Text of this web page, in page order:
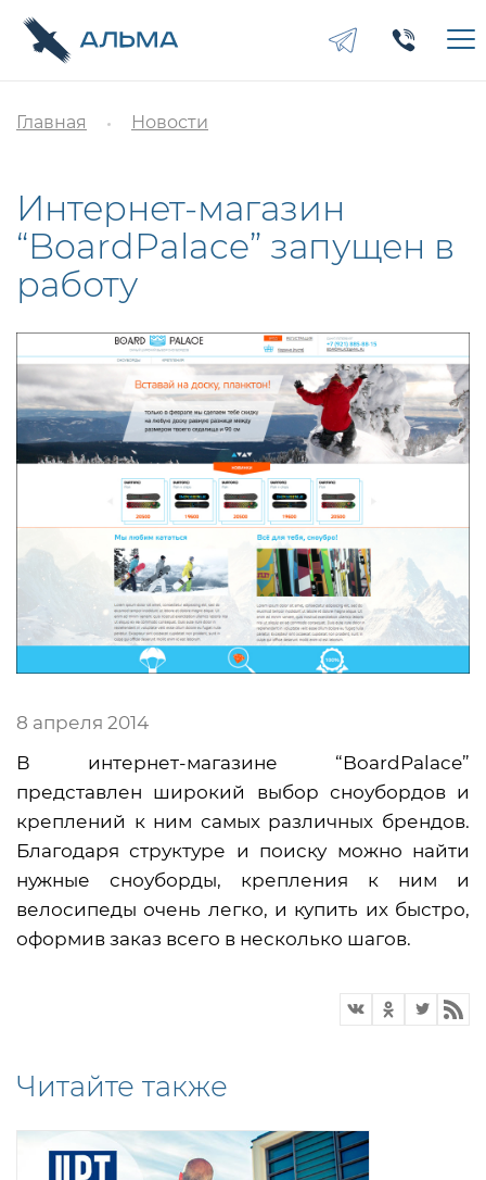
Главная Новости
Интернет-магазин
“BoardPalace” запущен в
работу
8 апреля 2014
В интернет-магазине “BoardPalace”
представлен широкий выбор сноубордов и
креплений к ним самых различных брендов.
Благодаря структуре и поиску можно найти
нужные сноуборды, крепления к ним и
велосипеды очень легко, и купить их быстро,
оформив заказ всего в несколько шагов.
Читайте также